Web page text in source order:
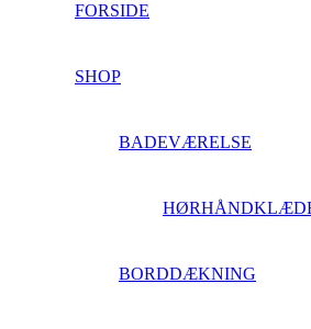
FORSIDE
SHOP
BADEVÆRELSE
BORDDÆKNING